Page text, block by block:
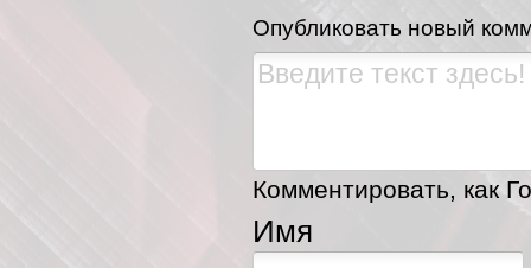
Опубликовать новый
Комментировать, как
Имя